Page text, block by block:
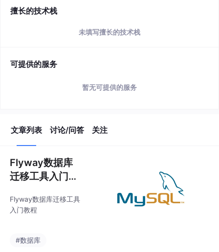
擅长的技术栈
未填写擅长的技术栈
可提供的服务
暂无可提供的服务
文章列表 讨论/问答 关注
Flyway数据库
迁移工具入门教
Flyway数据库迁移工具
入门教程
#数据库